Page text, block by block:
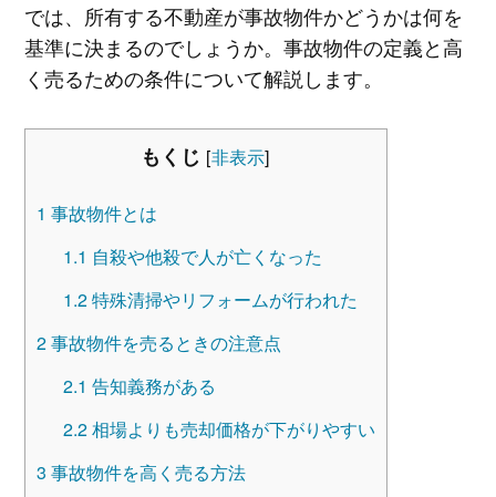
では、所有する不動産が事故物件かどうかは何を
基準に決まるのでしょうか。事故物件の定義と高
く売るための条件について解説します。
もくじ [非表示]
1 事故物件とは
1.1 自殺や他殺で人が亡くなった
1.2特殊清掃やリフォームが行われた
2事故物件を売るときの注意点
2.1 告知義務がある
2.2相場よりも売却価格が下がりやすい
3 事故物件を高く売る方法